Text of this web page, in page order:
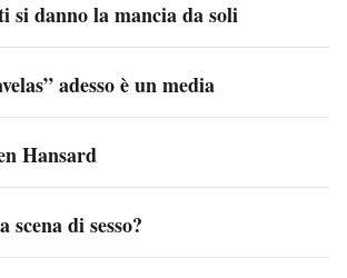
si danno la mancia da soli
adesso è un media
Hansard
scena di sesso?